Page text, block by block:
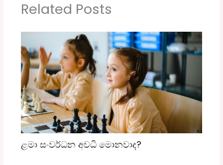
Related Posts
ළමා සංවර්ධන අවධි මොනවාද?